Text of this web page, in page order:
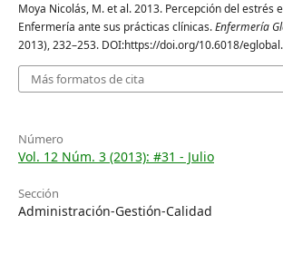
Moya Nicolás, M. et al. 2013. Percepción del estrés
Enfermería ante sus prácticas clínicas.Enfermería
2013), 232–253. DOI:https://doi.org/10.6018/
Más formatos de cita
Número
Vol. 12 Núm. 3 (2013): #31 - Julio
Sección
Administración-Gestión-Calidad